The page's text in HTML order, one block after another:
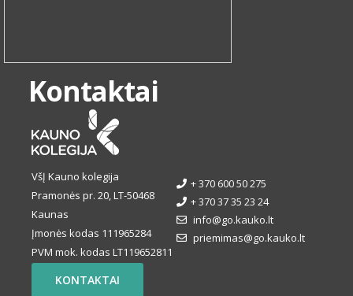
Kontaktai
VšĮ Kauno kolegija
Pramonės pr. 20, LT-50468
Kaunas
Įmonės kodas 111965284
PVM mok. kodas LT119652811
+ 370 600 50 275
+ 370 37 35 23 24
info@go.kauko.lt
priemimas@go.kauko.lt
KONTAKTAI